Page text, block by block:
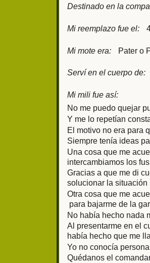
Destinado en la
Mi reemplazo fue el:
Mi mote era: Pater o
Serví en el cuerpo de:
Mi mili fue así:
No me puedo quejar
Y me lo repetían
El motivo no era para
Siempre tenía ideas
Una cosa que me
intercambiamos los
Gracias a que me di
solucionar la situación
Otra cosa que me
para bajarme de la
No había hecho nada
Al presentarme en el
había hecho que me
Yo no conocía
Quédanos el